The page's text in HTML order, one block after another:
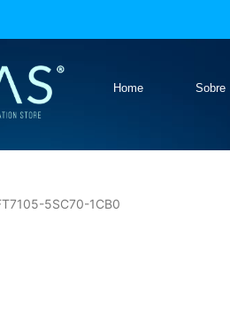
Home Sobre
5SC70-1CB0